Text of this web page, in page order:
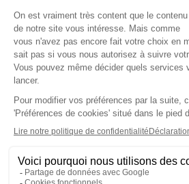
Miami - Los Angeles - Honolulu
Darwin - Kuala Lumpur -
Mascate - Dubaï - Abu Dhabi -
Aqaba - Haïfa - Jérusalem -
Rome - Moorea - Tahiti -